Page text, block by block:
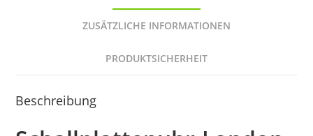
ZUSÄTZLICHE INFORMATIONEN
PRODUKTSICHERHEIT
Beschreibung